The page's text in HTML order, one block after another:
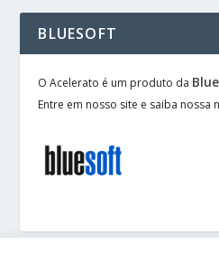
BLUESOFT
O Acelerato é um produto da
Entre em nosso site e saiba nossa